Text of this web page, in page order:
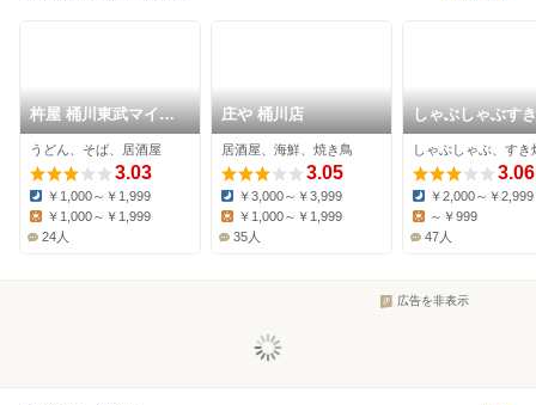
杵屋 桶川東武マイン
店
うどん、そば、居酒屋
3.03
Dinner:
￥1,000～￥1,999
Lunch:
￥1,000～￥1,999
24人
庄や 桶川店
居酒屋、海鮮、焼き鳥
3.05
Dinner:
￥3,000～￥3,999
Lunch:
￥1,000～￥1,999
35人
しゃぶしゃぶす
ん亭 上尾店
3.06
Dinner:
￥2,000～￥2,999
Lunch:
～￥999
47人
広告を非表示